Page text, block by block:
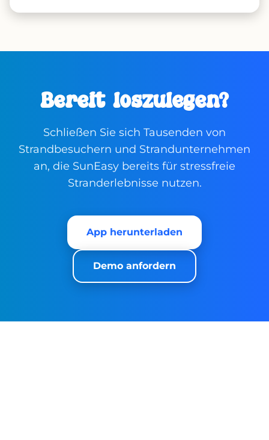
Bereit loszulegen?
Schließen Sie sich Tausenden von
Strandbesuchern und Strandunternehmen
an, die SunEasy bereits für stressfreie
Stranderlebnisse nutzen.
App herunterladen
Demo anfordern